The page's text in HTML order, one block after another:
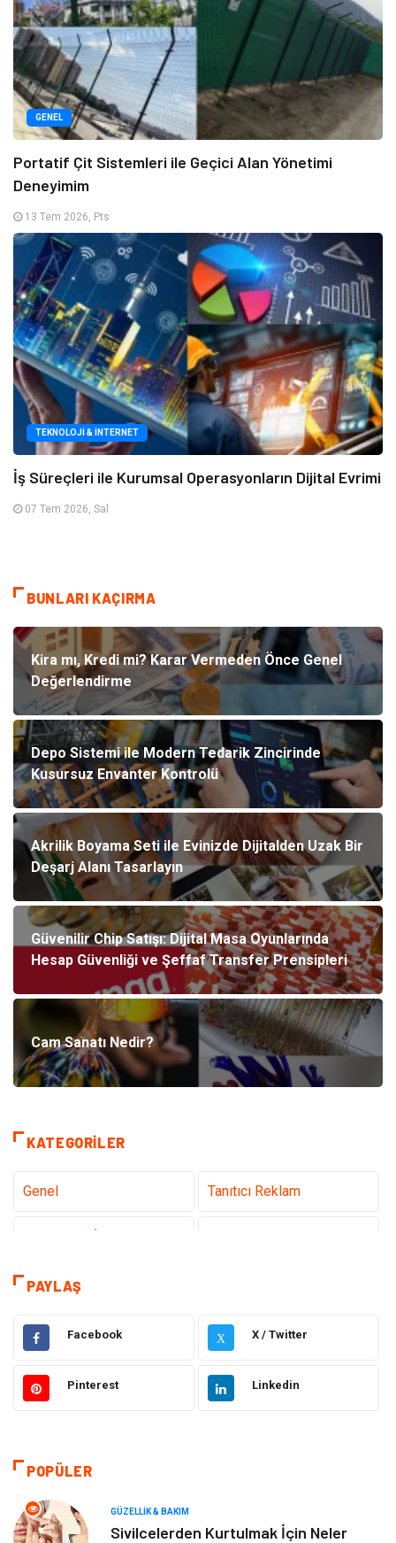
GENEL
Portatif Çit Sistemleri ile Geçici Alan Yönetimi
Deneyimim
13 Tem 2026, Pts
TEKNOLOJI & İNTERNET
İş Süreçleri ile Kurumsal Operasyonların Dijital Evrimi
07 Tem 2026, Sal
BUNLARI KAÇIRMA
Kira mı, Kredi mi? Karar Vermeden Önce Genel
Değerlendirme
Depo Sistemi ile Modern Tedarik Zincirinde
Kusursuz Envanter Kontrolü
Akrilik Boyama Seti ile Evinizde Dijitalden Uzak Bir
Deşarj Alanı Tasarlayın
Güvenilir Chip Satışı: Dijital Masa Oyunlarında
Hesap Güvenliği ve Şeffaf Transfer Prensipleri
Cam Sanatı Nedir?
KATEGORILER
Genel Tanıtıcı Reklam
Eğitim & Kariyer
Gündem Hukuk
Moda Sağlıklı Yaşam
Bilgisayar & Yazılım
Makine
PAYLAŞ
Facebook X X / Twitter
Pinterest Linkedin
POPÜLER
GÜZELLIK & BAKIM
Sivilcelerden Kurtulmak İçin Neler